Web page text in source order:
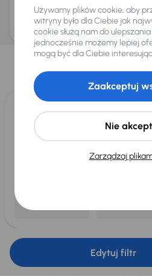
ani zagwarantowaną dostępnością pojazdu.
Dopraváků 874/15, Čimice, 184 00 Praga 8,
Twoje dane osobowe zgodnie z zasadami
osobowych
Wybraliśmy
Wybieramy dla Ciebienajlepsze
dla Ciebiedo 400
Edytuj filtr
Używamy plików cookie, aby
witryny było dla Ciebie jak
cookie służą nam do ulepszania
jednocześnie możemy lepiej
mogą być dla Ciebie
Zarządzaj
Nie
Zaakceptuj